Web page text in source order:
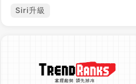
Siri升級